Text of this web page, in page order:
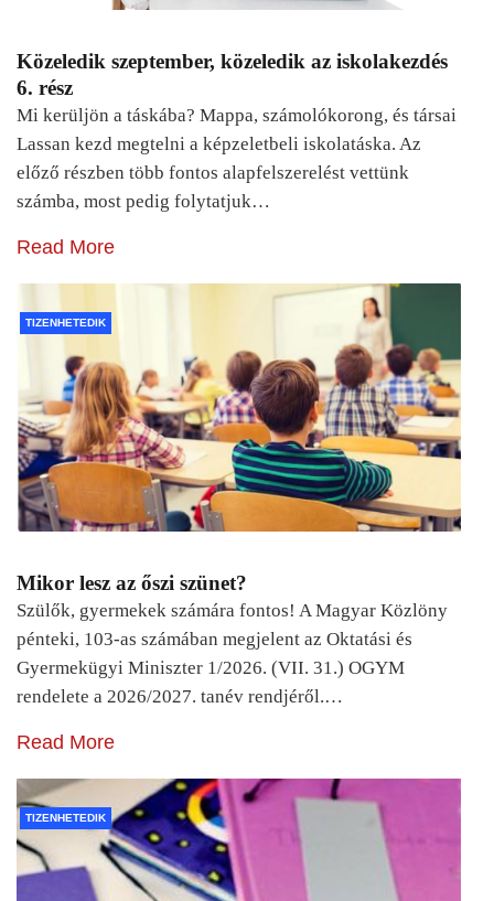
Közeledik szeptember, közeledik az iskolakezdés
6. rész
Mi kerüljön a táskába? Mappa, számolókorong, és társai
Lassan kezd megtelni a képzeletbeli iskolatáska. Az
előző részben több fontos alapfelszerelést vettünk
számba, most pedig folytatjuk…
Read More
TIZENHETEDIK
Mikor lesz az őszi szünet?
Szülők, gyermekek számára fontos! A Magyar Közlöny
pénteki, 103-as számában megjelent az Oktatási és
Gyermekügyi Miniszter 1/2026. (VII. 31.) OGYM
rendelete a 2026/2027. tanév rendjéről.…
Read More
TIZENHETEDIK